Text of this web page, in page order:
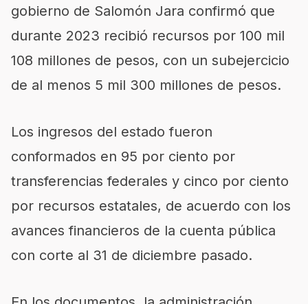
gobierno de Salomón Jara confirmó que
durante 2023 recibió recursos por 100 mil
108 millones de pesos, con un subejercicio
de al menos 5 mil 300 millones de pesos.
Los ingresos del estado fueron
conformados en 95 por ciento por
transferencias federales y cinco por ciento
por recursos estatales, de acuerdo con los
avances financieros de la cuenta pública
con corte al 31 de diciembre pasado.